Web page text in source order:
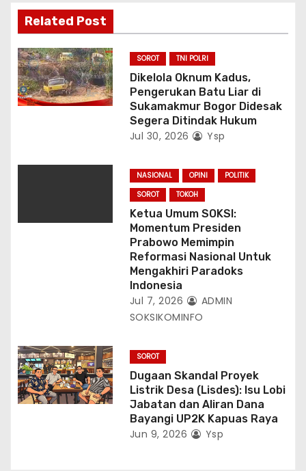
Related Post
SOROT TNI POLRI
Dikelola Oknum Kadus,
Pengerukan Batu Liar di
Sukamakmur Bogor Didesak
Segera Ditindak Hukum
Jul 30, 2026 Ysp
NASIONAL OPINI
POLITIK
SOROT
TOKOH
Ketua Umum SOKSI:
Momentum Presiden
Prabowo Memimpin
Reformasi Nasional Untuk
Mengakhiri Paradoks
Indonesia
Jul 7, 2026
ADMIN
SOKSIKOMINFO
SOROT
Dugaan Skandal Proyek
Listrik Desa (Lisdes): Isu Lobi
Jabatan dan Aliran Dana
Bayangi UP2K Kapuas Raya
Jun 9, 2026 Ysp